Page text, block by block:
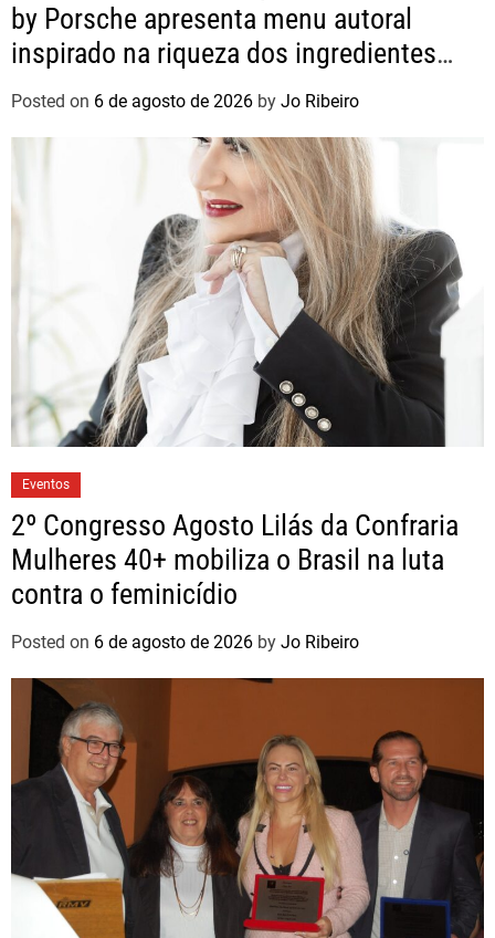
by Porsche apresenta menu autoral
inspirado na riqueza dos ingredientes
brasileiros
Posted on 6 de agosto de 2026 by Jo Ribeiro
Eventos
2º Congresso Agosto Lilás da Confraria
Mulheres 40+ mobiliza o Brasil na luta
contra o feminicídio
Posted on 6 de agosto de 2026 by Jo Ribeiro